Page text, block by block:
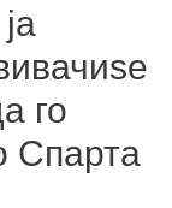
го
Спарта